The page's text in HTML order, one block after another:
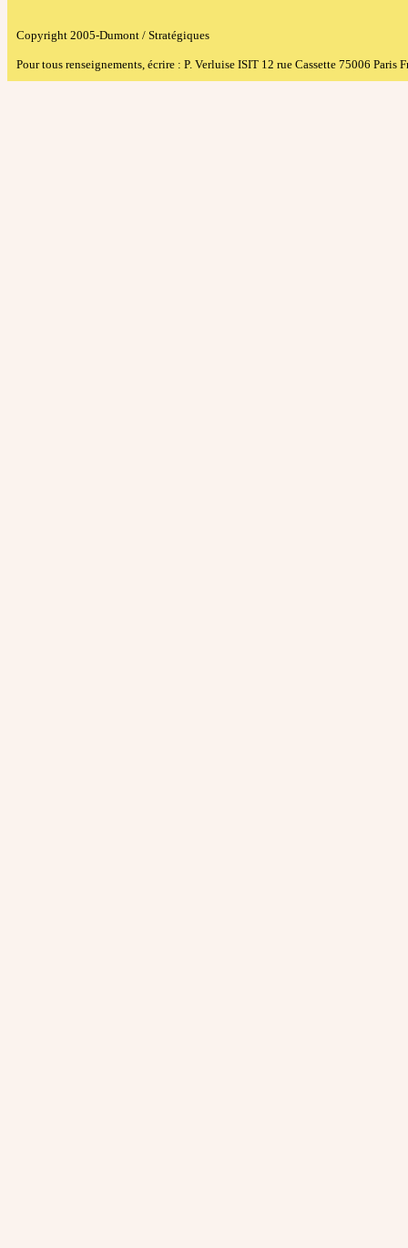
Copyright 2005-Dumont / Stratégiques
Pour tous renseignements, écrire : P. Verluise ISIT 12 rue Cassette 75006 Paris